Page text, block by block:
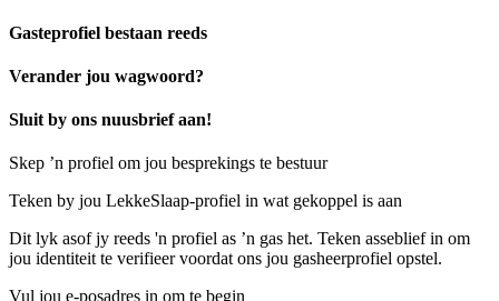
Gasteprofiel bestaan ​​reeds
Verander jou wagwoord?
Sluit by ons nuusbrief aan!
Skep ’n profiel om jou besprekings te bestuur
Teken by jou LekkeSlaap-profiel in wat gekoppel is aan
Dit lyk asof jy reeds 'n profiel as ’n gas het. Teken asseblief in om
jou identiteit te verifieer voordat ons jou gasheerprofiel opstel.
Vul jou e-posadres in om te begin